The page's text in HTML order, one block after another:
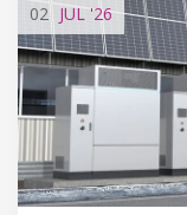
02 JUL '26